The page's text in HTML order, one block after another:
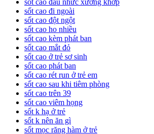
sốt cao đau nhức xương khớp
sốt cao đi ngoài
sốt cao đột ngột
sốt cao ho nhiều
sốt cao kèm phát ban
sốt cao mắt đỏ
sốt cao ở trẻ sơ sinh
sốt cao phát ban
sốt cao rét run ở trẻ em
sốt cao sau khi tiêm phòng
sốt cao trên 39
sốt cao viêm họng
sốt k hạ ở trẻ
sốt k nên ăn gì
sốt mọc răng hàm ở trẻ